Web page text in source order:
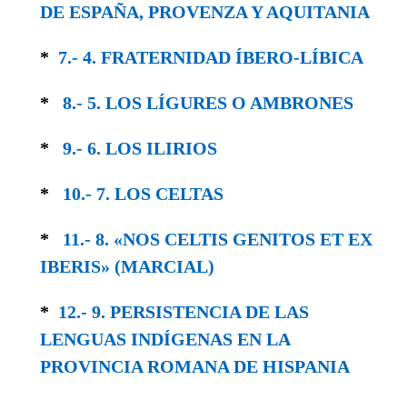
DE ESPAÑA, PROVENZA Y AQUITANIA
* 7.- 4. FRATERNIDAD ÍBERO-LÍBICA
* 8.- 5. LOS LÍGURES O AMBRONES
* 9.- 6. LOS ILIRIOS
* 10.- 7. LOS CELTAS
* 11.- 8. «NOS CELTIS GENITOS ET EX
IBERIS» (MARCIAL)
* 12.- 9. PERSISTENCIA DE LAS
LENGUAS IN­DÍGENAS EN LA
PROVINCIA ROMANA DE HISPANIA